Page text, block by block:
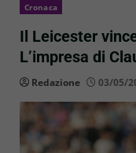
Cronaca
Il Leicester
L’impresa di
Redazione 03/05/